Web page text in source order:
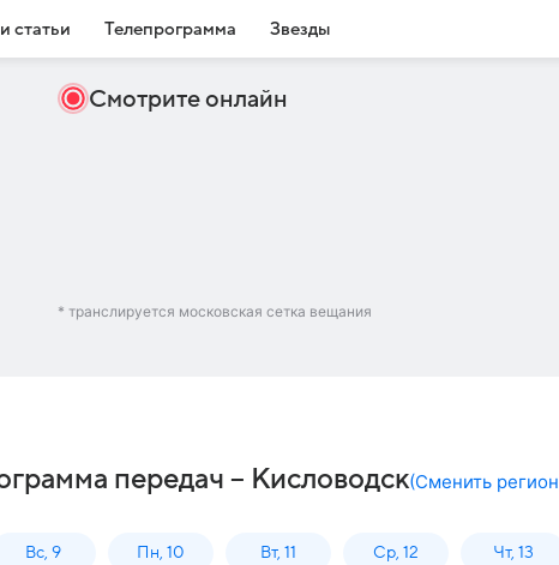
статьи Телепрограмма Звезды
Смотрите онлайн
* транслируется московская сетка вещания
передач – Кисловодск(Сменить регион
Вс, 9 Пн, 10 Вт, 11 Ср, 12 Чт, 13